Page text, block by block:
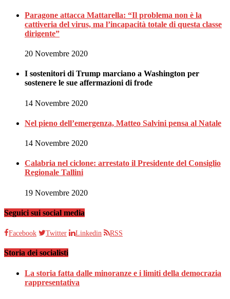
Paragone attacca Mattarella: “Il problema non è la
cattiveria del virus, ma l’incapacità totale di questa classe
dirigente”
20 Novembre 2020
I sostenitori di Trump marciano a Washington per
sostenere le sue affermazioni di frode
14 Novembre 2020
Nel pieno dell’emergenza, Matteo Salvini pensa al Natale
14 Novembre 2020
Calabria nel ciclone: arrestato il Presidente del Consiglio
Regionale Tallini
19 Novembre 2020
Seguici sui social media
Facebook Twitter Linkedin RSS
Storia dei socialisti
La storia fatta dalle minoranze e i limiti della democrazia
rappresentativa